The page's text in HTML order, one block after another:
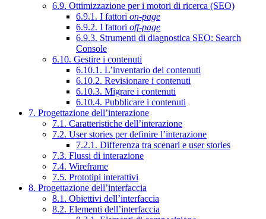
6.9. Ottimizzazione per i motori di ricerca (SEO)
6.9.1. I fattori on-page
6.9.2. I fattori off-page
6.9.3. Strumenti di diagnostica SEO: Search
Console
6.10. Gestire i contenuti
6.10.1. L’inventario dei contenuti
6.10.2. Revisionare i contenuti
6.10.3. Migrare i contenuti
6.10.4. Pubblicare i contenuti
7. Progettazione dell’interazione
7.1. Caratteristiche dell’interazione
7.2. User stories per definire l’interazione
7.2.1. Differenza tra scenari e user stories
7.3. Flussi di interazione
7.4. Wireframe
7.5. Prototipi interattivi
8. Progettazione dell’interfaccia
8.1. Obiettivi dell’interfaccia
8.2. Elementi dell’interfaccia